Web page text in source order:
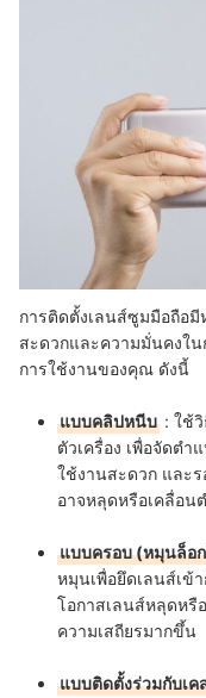
การติดตั้งเลนส์ซูมมือถือ
สะดวกและความมั่นคงใน
การใช้งานของคุณ ดังนี้
แบบคลิปหนีบ : ใช้
ตัวเครื่อง เพื่อจัดตำ
ใช้งานสะดวก และ
อาจหลุดหรือเคลื่อน
แบบครอบ (หมุนล็อ
หมุนเพื่อยึดเลนส์เข้
โอกาสเลนส์หลุดหรื
ความเสถียรมากขึ้น
แบบติดตั้งร่วมกับเค